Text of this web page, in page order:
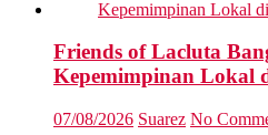
Friends of Lacluta
Kepemimpinan Lokal
07/08/2026 Suarez No